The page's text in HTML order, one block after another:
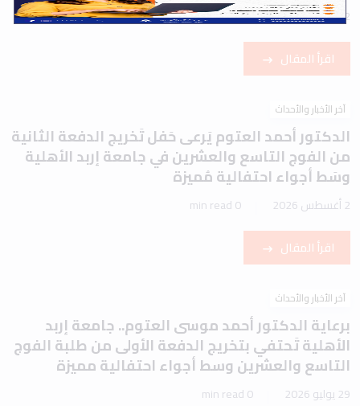
2 أغسطس 2026 1 min read
اقرأ المقال
آخر الأخبار والأحداث
الدكتور أحمد العتوم يَرعى حَفل تَخريج الدفعة الثانية
من الفوج التاسع والعشرين في جامعة إربد الأهلية
وسَط أجواء احتفالية مُميزة
2 أغسطس 2026 0 min read
اقرأ المقال
آخر الأخبار والأحداث
برعاية الدكتور أحمد موسى العتوم.. جامعة إربد
الأهلية تَحتفي بتخريج الدفعة الأولى من طلبة الفوج
التاسع والعشرين وسط أجواء احتفالية مميزة
29 يوليو 2026 0 min read